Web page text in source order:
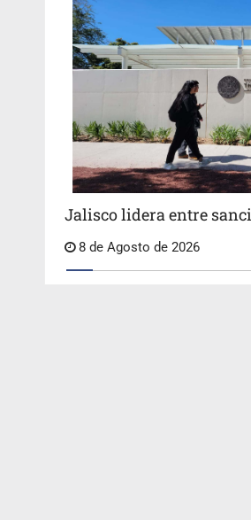
Jalisco lidera entre
8 de Agosto de 2026